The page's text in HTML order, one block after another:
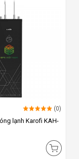
(0)
lạnh Karofi KAH-